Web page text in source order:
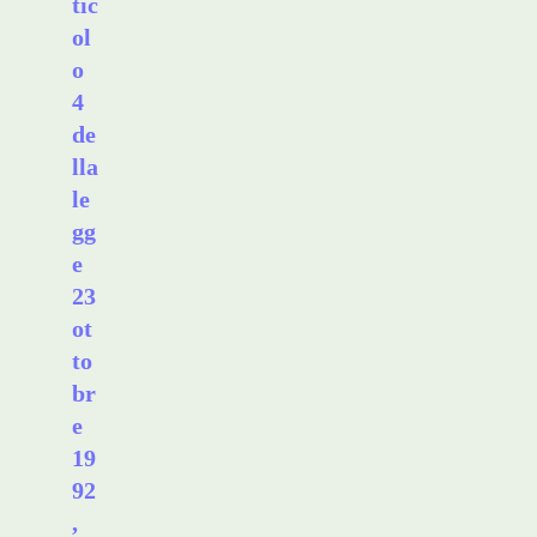
ol
o
4
de
lla
le
gg
e
23
ot
to
br
e
19
92
,